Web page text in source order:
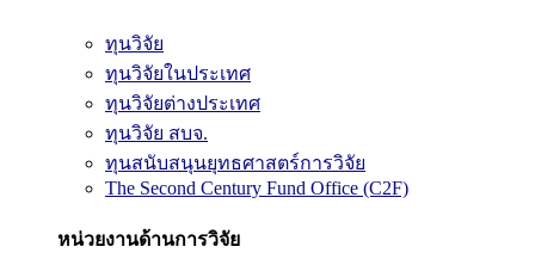
ทุนวิจัย
ทุนวิจัยในประเทศ
ทุนวิจัยต่างประเทศ
ทุนวิจัย สบจ.
ทุนสนับสนุนยุทธศาสตร์การวิจัย
The Second Century Fund Office (C2F)
หน่วยงานด้านการวิจัย